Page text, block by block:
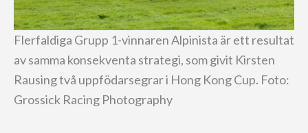
Flerfaldiga Grupp 1-vinnaren Alpinista är ett resultat
av samma konsekventa strategi, som givit Kirsten
Rausing två uppfödarsegrar i Hong Kong Cup. Foto:
Grossick Racing Photography